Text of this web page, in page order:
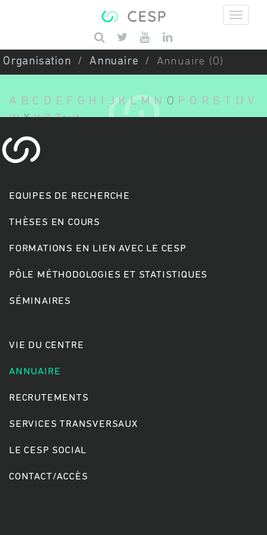
Saisissez vos mots-clés
Organisation Annuaire Annuaire (O)
A B C D E F G H J K L M N O P Q R S T U V
W X Y Z Tout
EQUIPES DE RECHERCHE
THÈSES EN COURS
FORMATIONS EN LIEN AVEC LE CESP
PÔLE MÉTHODOLOGIES ET STATISTIQUES
SÉMINAIRES
VIE DU CENTRE
ANNUAIRE
RECRUTEMENTS
SERVICES TRANSVERSAUX
LE CESP SOCIAL
CONTACT/ACCÈS